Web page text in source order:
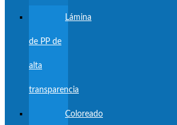
Lámina
de PP de
alta
transparencia
Coloreado